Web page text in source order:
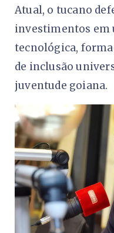
Atual, o tucano
investimentos em
tecnológica,
de inclusão
juventude goiana.